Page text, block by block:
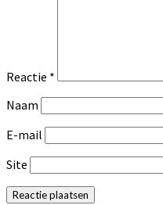
Reactie *
Naam
E-mail
Site